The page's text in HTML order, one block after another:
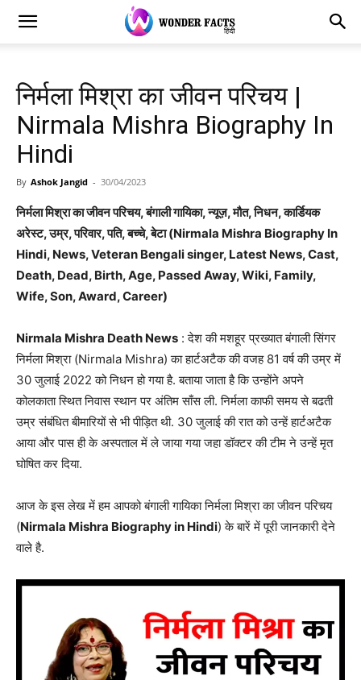
निर्मला मिश्रा का जीवन परिचय |
Nirmala Mishra Biography In
Hindi
By Ashok Jangid - 30/04/2023
निर्मला मिश्रा का जीवन परिचय, बंगाली गायिका, न्यूज़, मौत, निधन, कार्डियक
अरेस्ट, उम्र, परिवार, पति, बच्चे, बेटा (Nirmala Mishra Biography In
Hindi, News, Veteran Bengali singer, Latest News, Cast,
Death, Dead, Birth, Age, Passed Away, Wiki, Family,
Wife, Son, Award, Career)
Nirmala Mishra Death News : देश की मशहूर प्रख्यात बंगाली सिंगर
निर्मला मिश्रा (Nirmala Mishra) का हार्टअटैक की वजह 81 वर्ष की उम्र में
30 जुलाई 2022 को निधन हो गया है. बताया जाता है कि उन्होंने अपने
कोलकाता स्थित निवास स्थान पर अंतिम साँस ली. निर्मला काफी समय से बढती
उम्र संबंधित बीमारियों से भी पीड़ित थी. 30 जुलाई की रात को उन्हें हार्टअटैक
आया और पास ही के अस्पताल में ले जाया गया जहा डॉक्टर की टीम ने उन्हें मृत
घोषित कर दिया.
आज के इस लेख में हम आपको बंगाली गायिका निर्मला मिश्रा का जीवन परिचय
(Nirmala Mishra Biography in Hindi) के बारें में पूरी जानकारी देने
वाले है.